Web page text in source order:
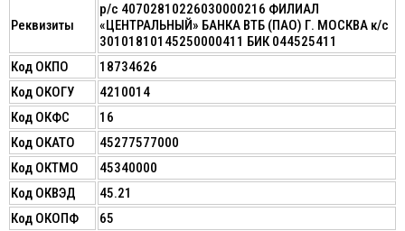
Реквизиты
р/с 40702810226030000216 ФИЛИАЛ
«ЦЕНТРАЛЬНЫЙ» БАНКА ВТБ (ПАО) Г. МОСКВА к/с
30101810145250000411 БИК 044525411
Код ОКПО
18734626
Код ОКОГУ
4210014
Код ОКФС
16
Код ОКАТО
45277577000
Код ОКТМО
45340000
Код ОКВЭД
45.21
Код ОКОПФ
65